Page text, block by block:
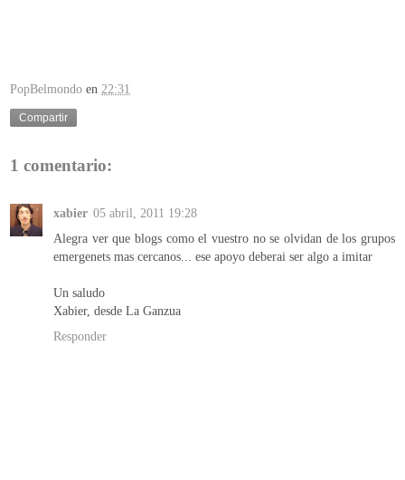
PopBelmondo en 22:31
Compartir
1 comentario:
xabier 05 abril, 2011 19:28
Alegra ver que blogs como el vuestro no se olvidan de los grupos
emergenets mas cercanos... ese apoyo deberai ser algo a imitar
Un saludo
Xabier, desde La Ganzua
Responder